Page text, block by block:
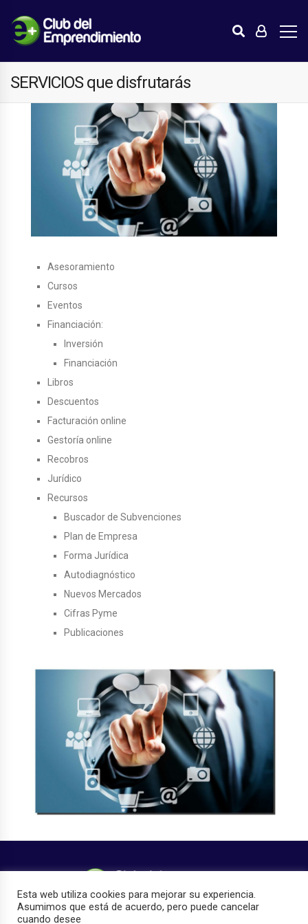
SERVICIOS que disfrutarás
Asesoramiento
Cursos
Eventos
Financiación:
Inversión
Financiación
Libros
Descuentos
Facturación online
Gestoría online
Recobros
Jurídico
Recursos
Buscador de Subvenciones
Plan de Empresa
Forma Jurídica
Autodiagnóstico
Nuevos Mercados
Cifras Pyme
Publicaciones
Esta web utiliza cookies para mejorar su experiencia.
Asumimos que está de acuerdo, pero puede cancelar
cuando desee